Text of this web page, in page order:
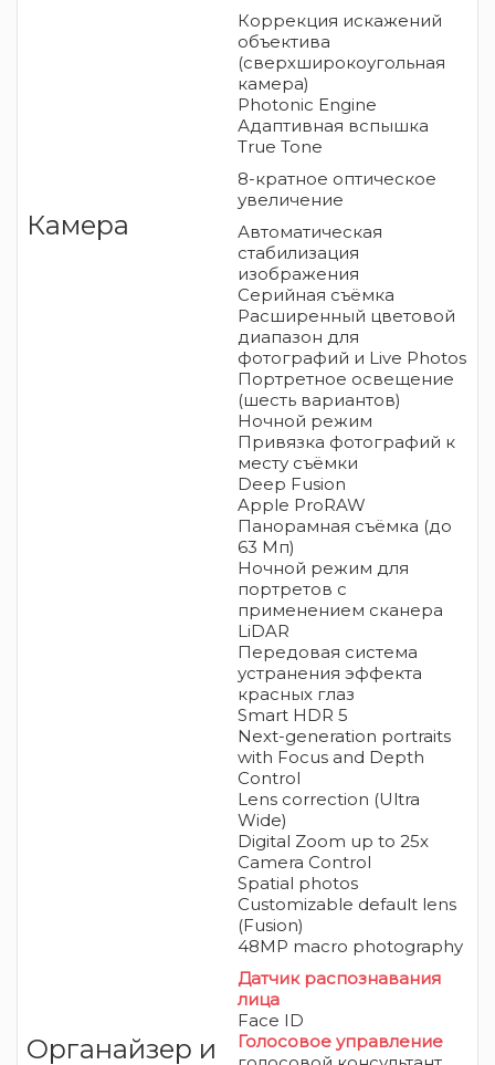
Камера
Коррекция искажений
объектива
(сверхширокоугольная
камера)
Photonic Engine
Адаптивная вспышка
True Tone
8-кратное оптическое
увеличение
Автоматическая
стабилизация
изображения
Серийная съëмка
Расширенный цветовой
диапазон для
фотографий и Live Photos
Портретное освещение
(шесть вариантов)
Ночной режим
Привязка фотографий к
месту съёмки
Deep Fusion
Apple ProRAW
Панорамная съёмка (до
63 Мп)
Ночной режим для
портретов с
применением сканера
LiDAR
Передовая система
устранения эффекта
красных глаз
Smart HDR 5
Next-generation portraits
with Focus and Depth
Control
Lens correction (Ultra
Wide)
Digital Zoom up to 25x
Camera Control
Spatial photos
Customizable default lens
(Fusion)
48MP macro photography
Органайзер и
Датчик распознавания
лица
Face ID
Голосовое управление